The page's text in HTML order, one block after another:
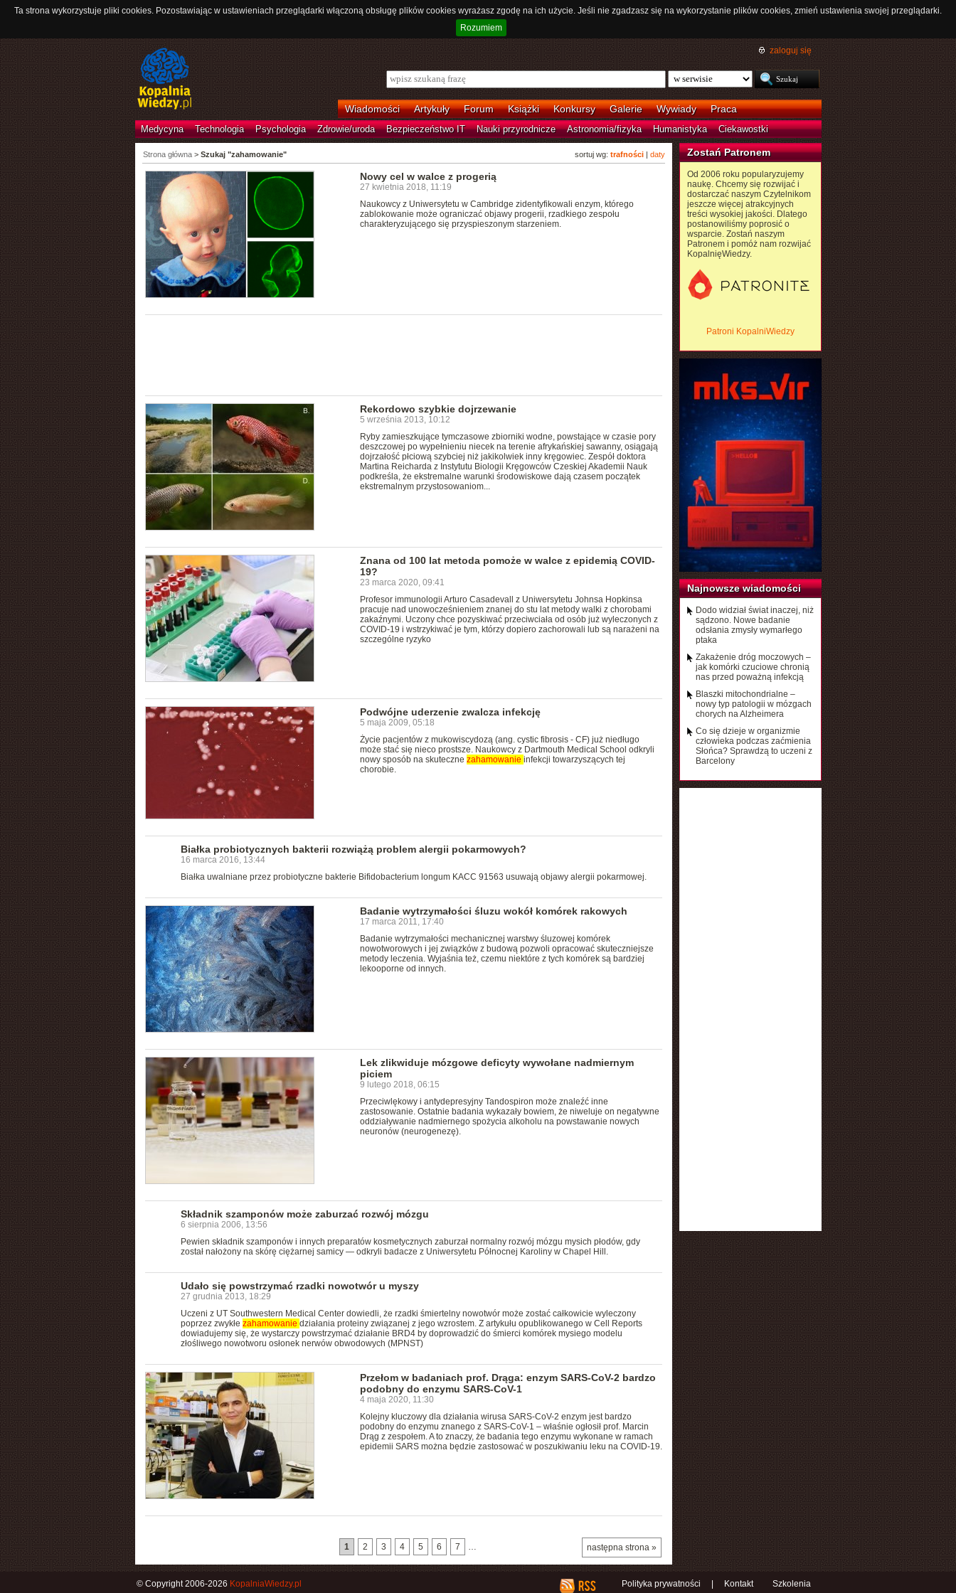
Ta strona wykorzystuje pliki cookies. Pozostawiając w ustawieniach przeglądarki włączoną obsługę plików cookies wyrażasz zgodę na ich użycie. Jeśli nie zgadzasz się na wykorzystanie plików cookies, zmień ustawienia swojej przeglądarki.
Rozumiem
zaloguj się
Wiadomości Artykuły Forum Książki Konkursy Galerie Wywiady Praca
Medycyna Technologia Psychologia Zdrowie/uroda Bezpieczeństwo IT Nauki przyrodnicze Astronomia/fizyka Humanistyka Ciekawostki
sortuj wg: trafności| daty
Strona główna> Szukaj "zahamowanie"
Nowy cel w walce z progerią
27 kwietnia 2018, 11:19
Naukowcy z Uniwersytetu w Cambridge zidentyfikowali enzym, którego
zablokowanie może ograniczać objawy progerii, rzadkiego zespołu
charakteryzującego się przyspieszonym starzeniem.
Rekordowo szybkie dojrzewanie
5 września 2013, 10:12
Ryby zamieszkujące tymczasowe zbiorniki wodne, powstające w czasie pory
deszczowej po wypełnieniu niecek na terenie afrykańskiej sawanny, osiągają
dojrzałość płciową szybciej niż jakikolwiek inny kręgowiec. Zespół doktora
Martina Reicharda z Instytutu Biologii Kręgowców Czeskiej Akademii Nauk
podkreśla, że ekstremalne warunki środowiskowe dają czasem początek
ekstremalnym przystosowaniom...
Znana od 100 lat metoda pomoże w walce z epidemią COVID-
19?
23 marca 2020, 09:41
Profesor immunologii Arturo Casadevall z Uniwersytetu Johnsa Hopkinsa
pracuje nad unowocześnieniem znanej do stu lat metody walki z chorobami
zakaźnymi. Uczony chce pozyskiwać przeciwciała od osób już wyleczonych z
COVID-19 i wstrzykiwać je tym, którzy dopiero zachorowali lub są narażeni na
szczególne ryzyko
Podwójne uderzenie zwalcza infekcję
5 maja 2009, 05:18
Życie pacjentów z mukowiscydozą (ang. cystic fibrosis - CF) już niedługo
może stać się nieco prostsze. Naukowcy z Dartmouth Medical School odkryli
nowy sposób na skuteczne zahamowanie infekcji towarzyszących tej
chorobie.
Białka probiotycznych bakterii rozwiążą problem alergii pokarmowych?
16 marca 2016, 13:44
Białka uwalniane przez probiotyczne bakterie Bifidobacterium longum KACC 91563 usuwają objawy alergii pokarmowej.
Badanie wytrzymałości śluzu wokół komórek rakowych
17 marca 2011, 17:40
Badanie wytrzymałości mechanicznej warstwy śluzowej komórek
nowotworowych i jej związków z budową pozwoli opracować skuteczniejsze
metody leczenia. Wyjaśnia też, czemu niektóre z tych komórek są bardziej
lekooporne od innych.
Lek zlikwiduje mózgowe deficyty wywołane nadmiernym
piciem
9 lutego 2018, 06:15
Przeciwlękowy i antydepresyjny Tandospiron może znaleźć inne
zastosowanie. Ostatnie badania wykazały bowiem, że niweluje on negatywne
oddziaływanie nadmiernego spożycia alkoholu na powstawanie nowych
neuronów (neurogenezę).
Składnik szamponów może zaburzać rozwój mózgu
6 sierpnia 2006, 13:56
Pewien składnik szamponów i innych preparatów kosmetycznych zaburzał normalny rozwój mózgu mysich płodów, gdy
został nałożony na skórę ciężarnej samicy — odkryli badacze z Uniwersytetu Północnej Karoliny w Chapel Hill.
Udało się powstrzymać rzadki nowotwór u myszy
27 grudnia 2013, 18:29
Uczeni z UT Southwestern Medical Center dowiedli, że rzadki śmiertelny nowotwór może zostać całkowicie wyleczony
poprzez zwykłe zahamowanie działania proteiny związanej z jego wzrostem. Z artykułu opublikowanego w Cell Reports
dowiadujemy się, że wystarczy powstrzymać działanie BRD4 by doprowadzić do śmierci komórek mysiego modelu
złośliwego nowotworu osłonek nerwów obwodowych (MPNST)
Przełom w badaniach prof. Drąga: enzym SARS-CoV-2 bardzo
podobny do enzymu SARS-CoV-1
4 maja 2020, 11:30
Kolejny kluczowy dla działania wirusa SARS-CoV-2 enzym jest bardzo
podobny do enzymu znanego z SARS-CoV-1 – właśnie ogłosił prof. Marcin
Drąg z zespołem. A to znaczy, że badania tego enzymu wykonane w ramach
epidemii SARS można będzie zastosować w poszukiwaniu leku na COVID-19.
następna strona »
1 2 3 4 5 6 7 …
Zostań Patronem
Od 2006 roku popularyzujemy
naukę. Chcemy się rozwijać i
dostarczać naszym Czytelnikom
jeszcze więcej atrakcyjnych
treści wysokiej jakości. Dlatego
postanowiliśmy poprosić o
wsparcie. Zostań naszym
Patronem i pomóż nam rozwijać
KopalnięWiedzy.
Patroni KopalniWiedzy
Najnowsze wiadomości
Dodo widział świat inaczej, niż
sądzono. Nowe badanie
odsłania zmysły wymarłego
ptaka
Zakażenie dróg moczowych –
jak komórki czuciowe chronią
nas przed poważną infekcją
Blaszki mitochondrialne –
nowy typ patologii w mózgach
chorych na Alzheimera
Co się dzieje w organizmie
człowieka podczas zaćmienia
Słońca? Sprawdzą to uczeni z
Barcelony
Polityka prywatności Kontakt Szkolenia
© Copyright 2006-2026 KopalniaWiedzy.pl